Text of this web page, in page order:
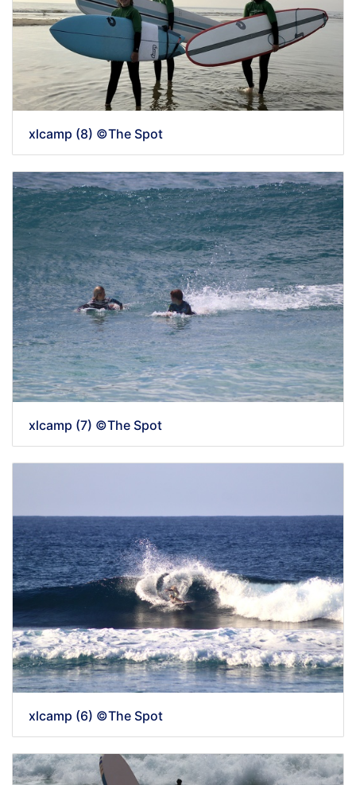
xlcamp (8) ©The Spot
xlcamp (7) ©The Spot
xlcamp (6) ©The Spot